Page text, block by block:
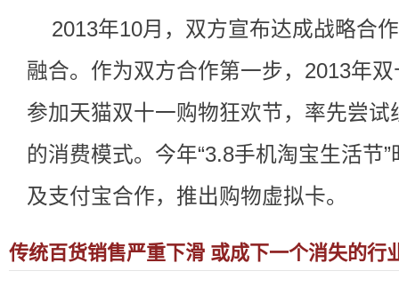
2013年10月，双方宣布达成战略合
融合。作为双方合作第一步，2013年
参加天猫双十一购物狂欢节，率先尝
的消费模式。今年“3.8手机淘宝生活节
及支付宝合作，推出购物虚拟卡。
传统百货销售严重下滑 或成下一个消失的行